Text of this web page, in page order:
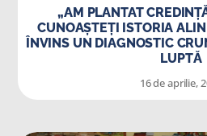
„AM PLANTAT
CUNOAȘTEȚI ISTORIA
ÎNVINS UN DIAGNOSTIC
LUPTĂ
16 de aprilie,